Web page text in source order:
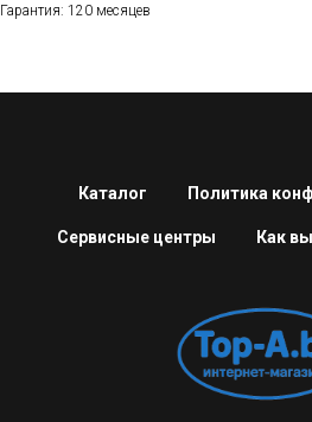
Гарантия: 120 месяцев
Каталог Политика
Сервисные центры Как